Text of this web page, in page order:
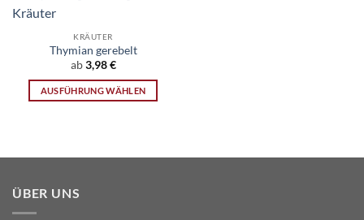
KRÄUTER
Thymian gerebelt
ab3,98€
AUSFÜHRUNG WÄHLEN
mehrere
ÜBER UNS